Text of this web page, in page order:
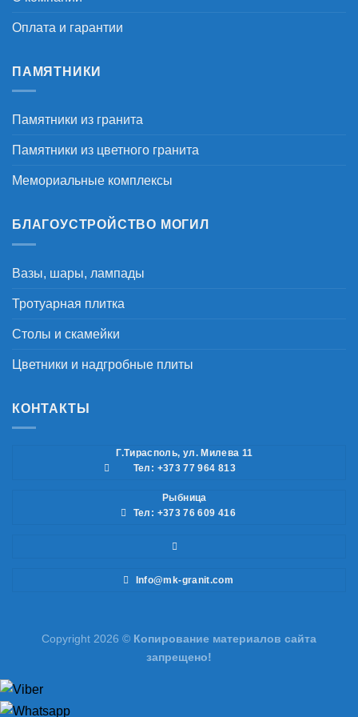
Оплата и гарантии
ПАМЯТНИКИ
Памятники из гранита
Памятники из цветного гранита
Мемориальные комплексы
БЛАГОУСТРОЙСТВО МОГИЛ
Вазы, шары, лампады
Тротуарная плитка
Столы и скамейки
Цветники и надгробные плиты
КОНТАКТЫ
Г.Тирасполь, ул. Милева 11
Тел: +373 77 964 813
Рыбница
Тел: +373 76 609 416
Info@mk-granit.com
Copyright 2026 © Копирование материалов сайта
запрещено!